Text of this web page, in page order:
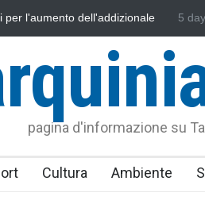
per l'aumento dell'addizionale
5
pagina d'informazione su
Cultura Ambiente